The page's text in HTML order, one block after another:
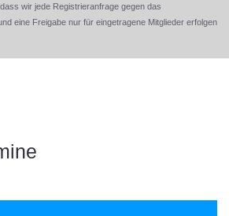
wir jede Registrieranfrage gegen das
eine Freigabe nur für eingetragene Mitglieder erfolgen